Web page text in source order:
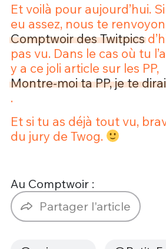
Et voilà pour aujourd’hui.
eu assez, nous te
Comptwoir des Twitpics
pas vu. Dans le cas où tu
y a ce joli article sur les PP,
Montre-moi ta PP, je te
.
Et si tu as déjà tout vu,
du jury de Twog.
Au Comptwoir :
Partager l'article